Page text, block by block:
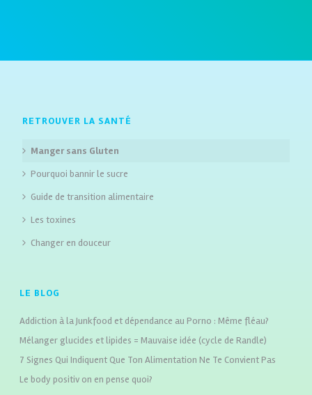
RETROUVER LA SANTÉ
Manger sans Gluten
Pourquoi bannir le sucre
Guide de transition alimentaire
Les toxines
Changer en douceur
LE BLOG
Addiction à la Junkfood et dépendance au Porno : Même fléau?
Mélanger glucides et lipides = Mauvaise idée (cycle de Randle)
7 Signes Qui Indiquent Que Ton Alimentation Ne Te Convient Pas
Le body positiv on en pense quoi?